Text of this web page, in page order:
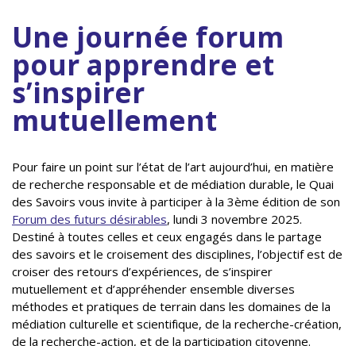
Une journée forum
pour apprendre et
s’inspirer
mutuellement
Pour faire un point sur l’état de l’art aujourd’hui, en matière
de recherche responsable et de médiation durable, le Quai
des Savoirs vous invite à participer à la 3ème édition de son
Forum des futurs désirables, lundi 3 novembre 2025.
Destiné à toutes celles et ceux engagés dans le partage
des savoirs et le croisement des disciplines, l’objectif est de
croiser des retours d’expériences, de s’inspirer
mutuellement et d’appréhender ensemble diverses
méthodes et pratiques de terrain dans les domaines de la
médiation culturelle et scientifique, de la recherche-création,
de la recherche-action, et de la participation citoyenne.